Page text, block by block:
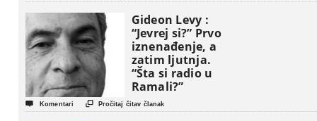
Gideon Levy :
“Jevrej si?” Prvo
iznenađenje, a
zatim ljutnja.
“Šta si radio u
Ramali?”
 Komentari  Pročitaj čitav članak